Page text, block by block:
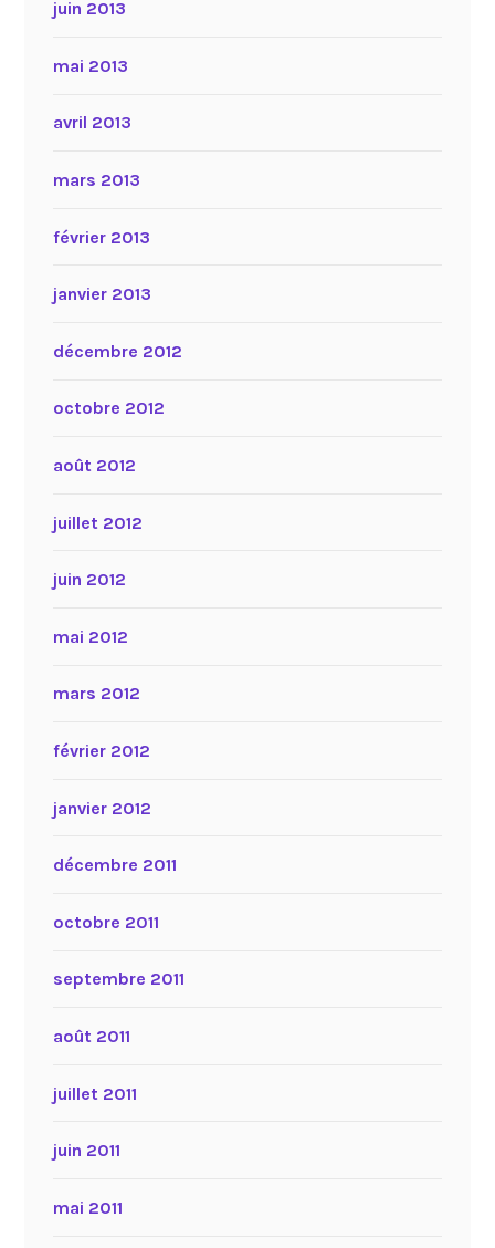
juin 2013
mai 2013
avril 2013
mars 2013
février 2013
janvier 2013
décembre 2012
octobre 2012
août 2012
juillet 2012
juin 2012
mai 2012
mars 2012
février 2012
janvier 2012
décembre 2011
octobre 2011
septembre 2011
août 2011
juillet 2011
juin 2011
mai 2011